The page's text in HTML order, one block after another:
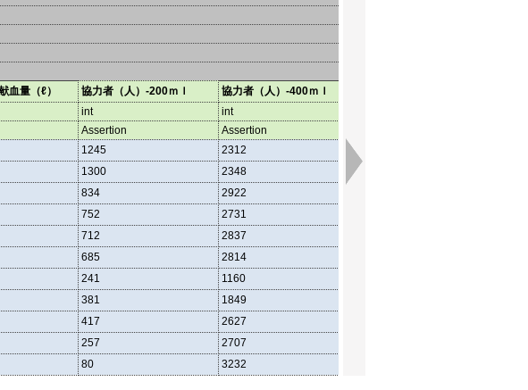
血量（ℓ） 協力者（人）-200ｍｌ 協力者（人）-400ｍｌ
int int
Assertion Assertion
1245 2312
1300 2348
834 2922
752 2731
712 2837
685 2814
241 1160
381 1849
417 2627
257 2707
80 3232